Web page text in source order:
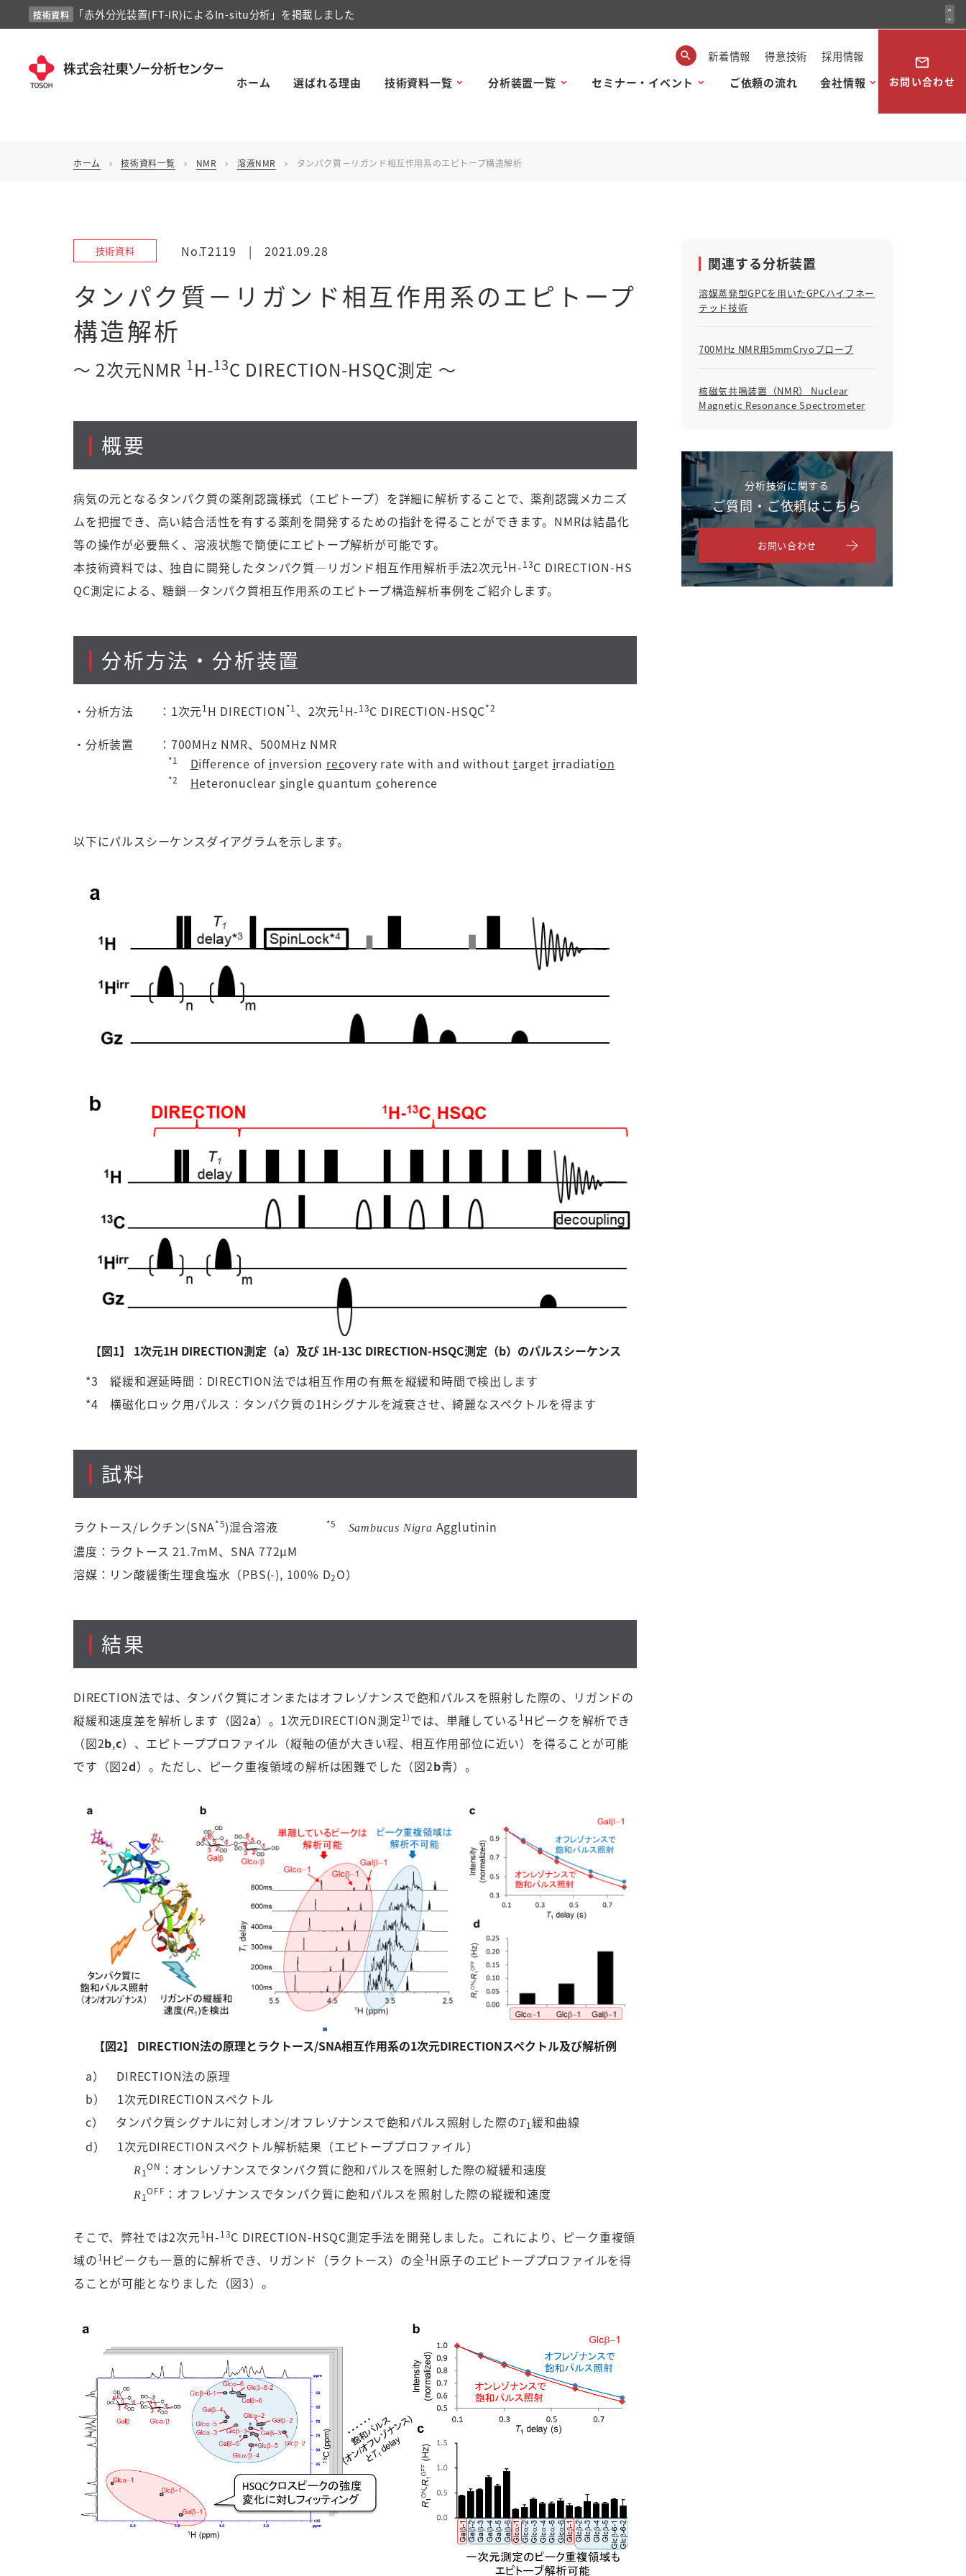
技術資料 「赤外分光装置(FT-IR)によるIn-situ分析」を掲載しました
expand_less
expand_more
新着情報 得意技術
採用情報
ホーム
選ばれる理由 技術資料一覧 分析装置一覧 セミナー・イベント ご依頼の流れ 会社情報
mail_outline
お問い合わせ
ホーム chevron_right 技術資料一覧 chevron_right NMR chevron_right 溶液NMR chevron_right タンパク質－リガンド相互作用系のエピトープ構造解析
技術資料 No.T2119 | 2021.09.28
タンパク質－リガンド相互作用系のエピトープ
構造解析
～ 2次元NMR 1H-13C DIRECTION-HSQC測定 ～
概要
病気の元となるタンパク質の薬剤認識様式（エピトープ）を詳細に解析することで、薬剤認識メカニズ
ムを把握でき、高い結合活性を有する薬剤を開発するための指針を得ることができます。NMRは結晶化
等の操作が必要無く、溶液状態で簡便にエピトープ解析が可能です。
本技術資料では、独自に開発したタンパク質―リガンド相互作用解析手法2次元1 H-13C DIRECTION-HS
QC測定による、糖鎖―タンパク質相互作用系のエピトープ構造解析事例をご紹介します。
分析方法・分析装置
・分析方法 ：1次元1 H DIRECTION *1 、2次元1 H-13C DIRECTION-HSQC*2
・分析装置 ：700MHz NMR、500MHz NMR
*1 Difference of inversion recovery rate with and without target irradiation
*2 Heteronuclear singlequantum coherence
以下にパルスシーケンスダイアグラムを示します。
【図1】 1次元1H DIRECTION測定（a）及び 1H-13C DIRECTION-HSQC測定（b）のパルスシーケンス
*3 縦緩和遅延時間：DIRECTION法では相互作用の有無を縦緩和時間で検出します
*4 横磁化ロック用パルス：タンパク質の1Hシグナルを減衰させ、綺麗なスペクトルを得ます
試料
ラクトース/レクチン(SNA*5)混合溶液 *5 Sambucus Nigra Agglutinin
濃度：ラクトース 21.7mM、SNA 772µM
溶媒：リン酸緩衝生理食塩水（PBS(-), 100% D2O）
結果
DIRECTION法では、タンパク質にオンまたはオフレゾナンスで飽和パルスを照射した際の、リガンドの
縦緩和速度差を解析します（図2a）。1次元DIRECTION測定1)では、単離している 1Hピークを解析でき
（図2b,c）、エピトーププロファイル（縦軸の値が大きい程、相互作用部位に近い）を得ることが可能
です（図2d）。ただし、ピーク重複領域の解析は困難でした（図2b青）。
【図2】 DIRECTION法の原理とラクトース/SNA相互作用系の1次元DIRECTIONスペクトル及び解析例
a） DIRECTION法の原理
b） 1次元DIRECTIONスペクトル
c） タンパク質シグナルに対しオン/オフレゾナンスで飽和パルス照射した際のT1緩和曲線
d） 1次元DIRECTIONスペクトル解析結果（エピトーププロファイル）
R1
ON ：オンレゾナンスでタンパク質に飽和パルスを照射した際の縦緩和速度
R1
OFF ：オフレゾナンスでタンパク質に飽和パルスを照射した際の縦緩和速度
そこで、弊社では2次元1 H-13C DIRECTION-HSQC測定手法を開発しました。これにより、ピーク重複領
域の1 Hピークも一意的に解析でき、リガンド（ラクトース）の全1 H原子のエピトーププロファイルを得
ることが可能となりました（図3）。
関連する分析装置
溶媒蒸発型GPCを用いたGPCハイフネー
テッド技術
700MHz NMR用5mmCryoプローブ
核磁気共鳴装置（NMR） Nuclear
Magnetic Resonance Spectrometer
分析技術に関する
ご質問・ご依頼はこちら
お問い合わせ